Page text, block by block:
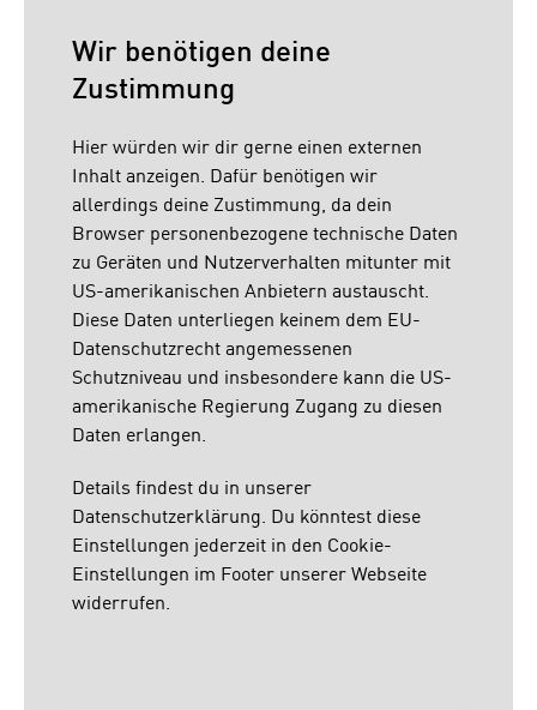
Wir benötigen deine
Zustimmung
Hier würden wir dir gerne einen externen
Inhalt anzeigen. Dafür benötigen wir
allerdings deine Zustimmung, da dein
Browser personenbezogene technische Daten
zu Geräten und Nutzerverhalten mitunter mit
US-amerikanischen Anbietern austauscht.
Diese Daten unterliegen keinem dem EU-
Datenschutzrecht angemessenen
Schutzniveau und insbesondere kann die US-
amerikanische Regierung Zugang zu diesen
Daten erlangen.
Details findest du in unserer
Datenschutzerklärung. Du könntest diese
Einstellungen jederzeit in den Cookie-
Einstellungen im Footer unserer Webseite
widerrufen.